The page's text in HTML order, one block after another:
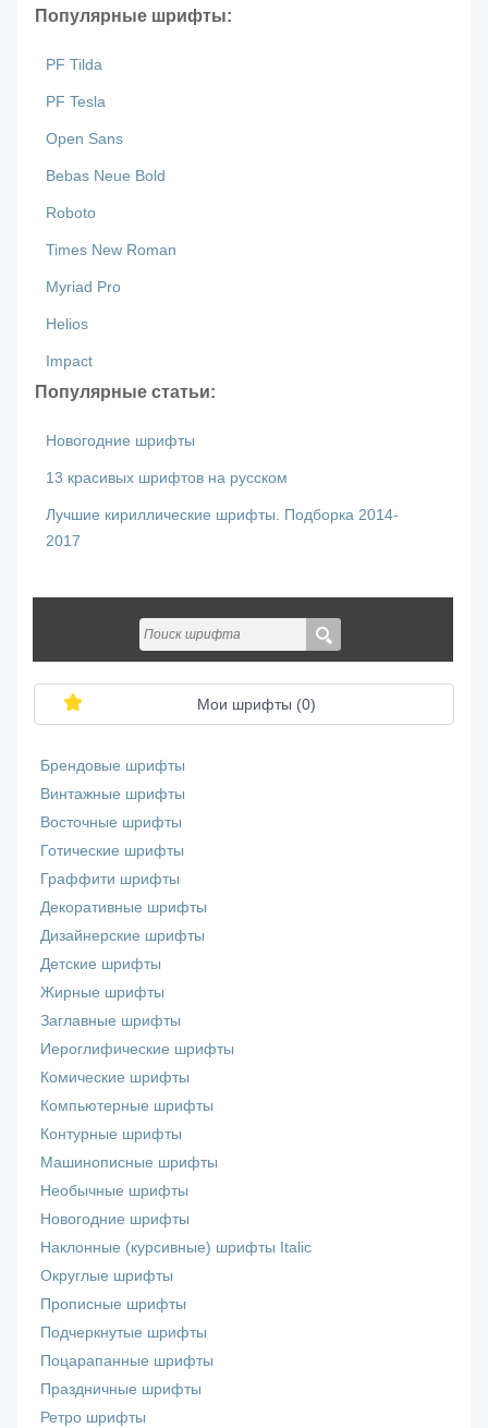
Популярные шрифты:
PF Tilda
PF Tesla
Open Sans
Bebas Neue Bold
Roboto
Times New Roman
Myriad Pro
Helios
Impact
Популярные статьи:
Новогодние шрифты
13 красивых шрифтов на русском
Лучшие кириллические шрифты. Подборка 2014-
2017
Мои шрифты (0)
Брендовые шрифты
Винтажные шрифты
Восточные шрифты
Готические шрифты
Граффити шрифты
Декоративные шрифты
Дизайнерские шрифты
Детские шрифты
Жирные шрифты
Заглавные шрифты
Иероглифические шрифты
Комические шрифты
Компьютерные шрифты
Контурные шрифты
Машинописные шрифты
Необычные шрифты
Новогодние шрифты
Наклонные (курсивные) шрифты Italic
Округлые шрифты
Прописные шрифты
Подчеркнутые шрифты
Поцарапанные шрифты
Праздничные шрифты
Ретро шрифты